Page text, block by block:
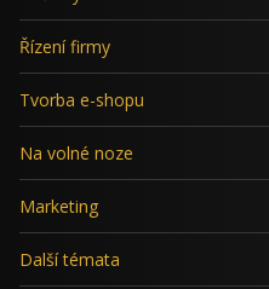
Řízení firmy
Tvorba e-shopu
Na volné noze
Marketing
Další témata